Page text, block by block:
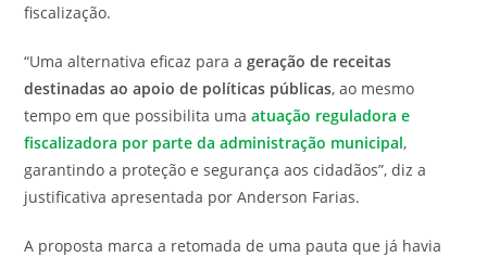
fiscalização.
“Uma alternativa eficaz para ageração de receitas
destinadas ao apoio de políticas públicas, ao mesmo
tempo em que possibilita umaatuação reguladora e
fiscalizadora por parte da administração municipal,
garantindo a proteção e segurança aos cidadãos”, diz a
justificativa apresentada por Anderson Farias.
A proposta marca a retomada de uma pauta que já havia